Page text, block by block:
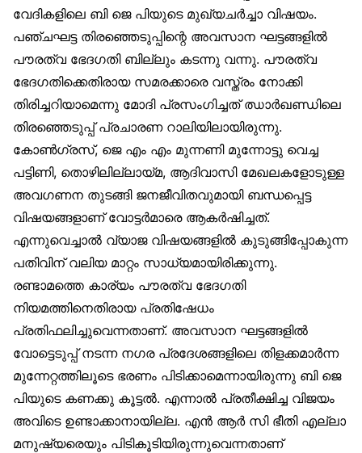
വേദികളിലെ ബി ജെ പിയുടെ മുഖ്യചർച്ചാ വിഷയം.
പഞ്ചഘട്ട തിരഞ്ഞെടുപ്പിന്റെ അവസാന ഘട്ടങ്ങളിൽ
പൗരത്വ ഭേദഗതി ബില്ലും കടന്നു വന്നു. പൗരത്വ
ഭേദഗതിക്കെതിരായ സമരക്കാരെ വസ്ത്രം നോക്കി
തിരിച്ചറിയാമെന്നു മോദി പ്രസംഗിച്ചത് ഝാർഖണ്ഡിലെ
തിരഞ്ഞെടുപ്പ് പ്രചാരണ റാലിയിലായിരുന്നു.
കോൺഗ്രസ്, ജെ എം എം മുന്നണി മുന്നോട്ടു വെച്ച
പട്ടിണി, തൊഴിലില്ലായ്മ, ആദിവാസി മേഖലകളോടുള്ള
അവഗണന തുടങ്ങി ജനജീവിതവുമായി ബന്ധപ്പെട്ട
വിഷയങ്ങളാണ് വോട്ടർമാരെ ആകർഷിച്ചത്.
എന്നുവെച്ചാൽ വ്യാജ വിഷയങ്ങളിൽ കുടുങ്ങിപ്പോകുന്ന
പതിവിന് വലിയ മാറ്റം സാധ്യമായിരിക്കുന്നു.
രണ്ടാമത്തെ കാര്യം പൗരത്വ ഭേദഗതി
നിയമത്തിനെതിരായ പ്രതിഷേധം
പ്രതിഫലിച്ചുവെന്നതാണ്. അവസാന ഘട്ടങ്ങളിൽ
വോട്ടെടുപ്പ് നടന്ന നഗര പ്രദേശങ്ങളിലെ തിളക്കമാർന്ന
മുന്നേറ്റത്തിലൂടെ ഭരണം പിടിക്കാമെന്നായിരുന്നു ബി ജെ
പിയുടെ കണക്കു കൂട്ടൽ. എന്നാൽ പ്രതീക്ഷിച്ച വിജയം
അവിടെ ഉണ്ടാക്കാനായില്ല. എൻ ആർ സി ഭീതി എല്ലാ
മനുഷ്യരെയും പിടികൂടിയിരുന്നുവെന്നതാണ്